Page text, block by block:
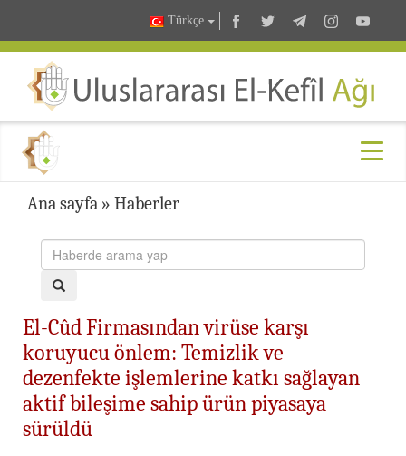
Türkçe
Ana sayfa » Haberler
El-Cûd Firmasından virüse karşı
koruyucu önlem: Temizlik ve
dezenfekte işlemlerine katkı sağlayan
aktif bileşime sahip ürün piyasaya
sürüldü